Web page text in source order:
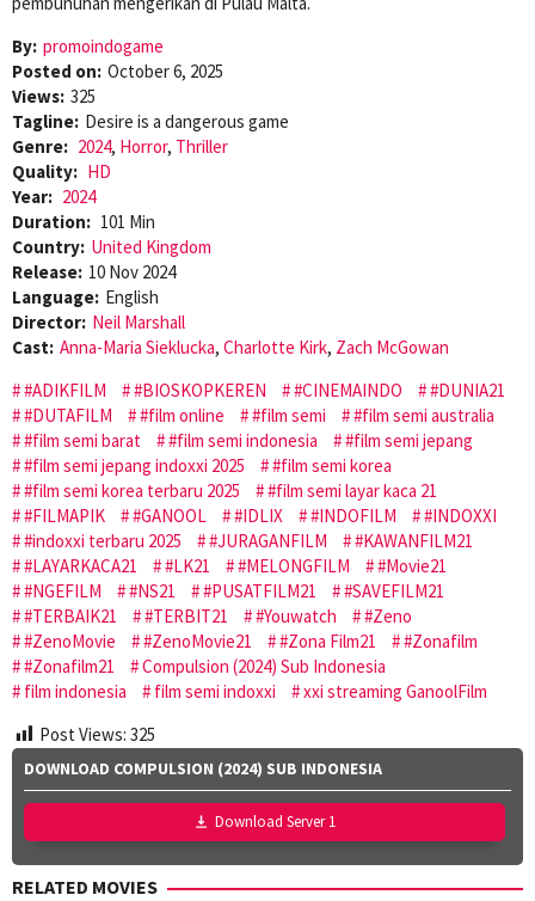
By: promoindogame
Posted on: October 6, 2025
Views: 325
Tagline: Desire is a dangerous game
Genre: 2024, Horror, Thriller
Quality: HD
Year: 2024
Duration: 101 Min
Country: United Kingdom
Release: 10 Nov 2024
Language: English
Director: Neil Marshall
Cast: Anna-Maria Sieklucka, Charlotte Kirk, Zach McGowan
#ADIKFILM
#BIOSKOPKEREN #CINEMAINDO
#DUNIA21
#DUTAFILM
#film online #film semi
#film semi australia
#film semi barat
#film semi indonesia
#film semi jepang
#film semi jepang indoxxi 2025
#film semi korea
#film semi korea terbaru 2025
#film semi layar kaca 21
#FILMAPIK
#GANOOL #IDLIX #INDOFILM
#INDOXXI
#indoxxi terbaru 2025
#JURAGANFILM
#KAWANFILM21
#LAYARKACA21
#LK21 #MELONGFILM
#Movie21
#NGEFILM
#NS21 #PUSATFILM21
#SAVEFILM21
#TERBAIK21
#TERBIT21 #Youwatch
#Zeno
#ZenoMovie
#ZenoMovie21 #Zona Film21
#Zonafilm
#Zonafilm21
Compulsion (2024) Sub Indonesia
film indonesia
film semi indoxxi
xxi streaming GanoolFilm
Post Views: 325
DOWNLOAD COMPULSION (2024) SUB INDONESIA
Download Server 1
RELATED MOVIES